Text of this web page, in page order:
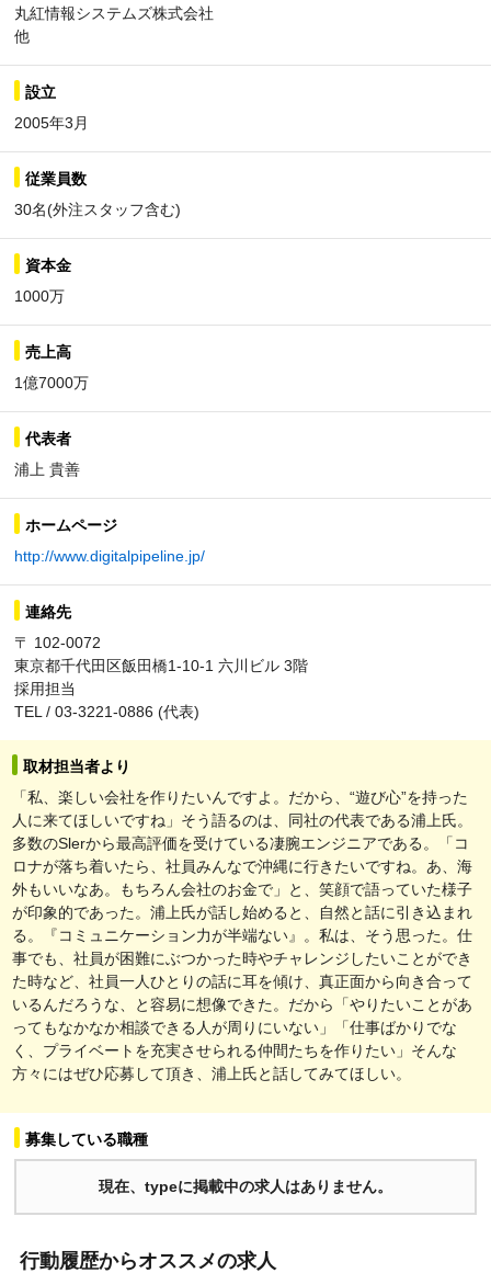
丸紅情報システムズ株式会社
他
設立
2005年3月
従業員数
30名(外注スタッフ含む)
資本金
1000万
売上高
1億7000万
代表者
浦上 貴善
ホームページ
http://www.digitalpipeline.jp/
連絡先
〒 102-0072
東京都千代田区飯田橋1-10-1 六川ビル 3階
採用担当
TEL / 03-3221-0886 (代表)
取材担当者より
「私、楽しい会社を作りたいんですよ。だから、“遊び心”を持った
人に来てほしいですね」そう語るのは、同社の代表である浦上氏。
多数のSlerから最高評価を受けている凄腕エンジニアである。「コ
ロナが落ち着いたら、社員みんなで沖縄に行きたいですね。あ、海
外もいいなあ。もちろん会社のお金で」と、笑顔で語っていた様子
が印象的であった。浦上氏が話し始めると、自然と話に引き込まれ
る。『コミュニケーション力が半端ない』。私は、そう思った。仕
事でも、社員が困難にぶつかった時やチャレンジしたいことができ
た時など、社員一人ひとりの話に耳を傾け、真正面から向き合って
いるんだろうな、と容易に想像できた。だから「やりたいことがあ
ってもなかなか相談できる人が周りにいない」「仕事ばかりでな
く、プライベートを充実させられる仲間たちを作りたい」そんな
方々にはぜひ応募して頂き、浦上氏と話してみてほしい。
募集している職種
現在、typeに掲載中の求人はありません。
行動履歴からオススメの求人